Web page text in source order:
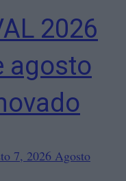
2026
agosto
7, 2026 Agosto